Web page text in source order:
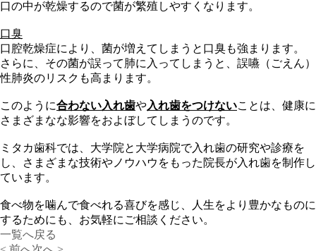
口の中が乾燥するので菌が繁殖しやすくなります。
口臭
口腔乾燥症により、菌が増えてしまうと口臭も強まります。
さらに、その菌が誤って肺に入ってしまうと、誤嚥（ごえん）
性肺炎のリスクも高まります。
このように合わない入れ歯や入れ歯をつけないことは、健康に
さまざまなな影響をおよぼしてしまうのです。
ミタカ歯科では、大学院と大学病院で入れ歯の研究や診療を
し、さまざまな技術やノウハウをもった院長が入れ歯を制作し
ています。
食べ物を噛んで食べれる喜びを感じ、人生をより豊かなものに
するためにも、お気軽にご相談ください。
一覧へ戻る